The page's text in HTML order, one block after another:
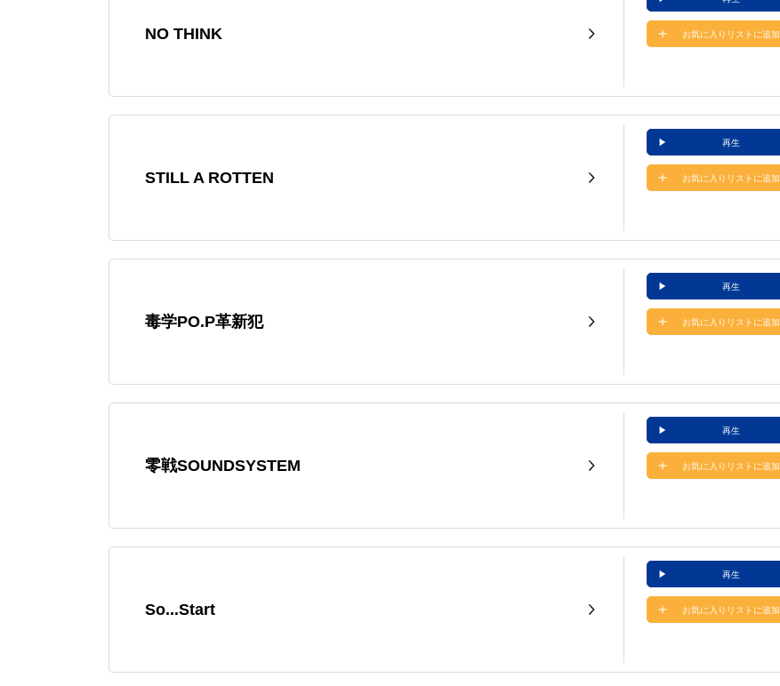
NO THINK お気に入りリストに追加
STILL A ROTTEN
再生
お気に入りリストに追加
毒学PO.P革新犯
再生
お気に入りリストに追加
零戦SOUNDSYSTEM
再生
お気に入りリストに追加
So...Start
再生
お気に入りリストに追加